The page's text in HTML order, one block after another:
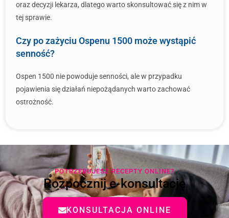
oraz decyzji lekarza, dlatego warto skonsultować się z nim w
tej sprawie.
Czy po zażyciu Ospenu 1500 może wystąpić
senność?
Ospen 1500 nie powoduje senności, ale w przypadku
pojawienia się działań niepożądanych warto zachować
ostrożność.
POTRZEBUJESZ RECEPTY ONLINE?
Rozpocznij e-konsultację
KONSULTACJA ONLINE